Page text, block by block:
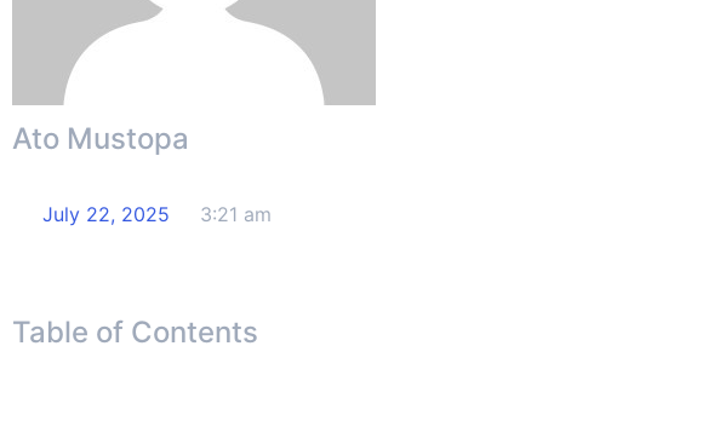
Ato Mustopa
July 22, 2025 3:21 am
Table of Contents